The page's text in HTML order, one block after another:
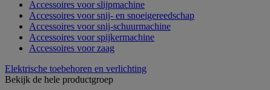
Accessoires voor slijpmachine
Accessoires voor snij- en snoeigereedschap
Accessoires voor snij-schuurmachine
Accessoires voor spijkermachine
Accessoires voor zaag
Elektrische toebehoren en verlichting
Bekijk de hele productgroep